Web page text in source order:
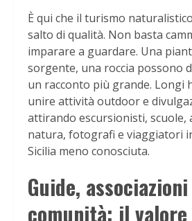
È qui che il turismo
salto di qualità. Non basta
imparare a guardare. Una
sorgente, una roccia possono
un racconto più grande. Longi
unire attività outdoor e
attirando escursionisti, scuole,
natura, fotografi e viaggiatori
Sicilia meno conosciuta.
Guide,
comunità: il valore